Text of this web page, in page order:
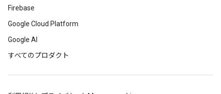
Firebase
Google Cloud Platform
Google AI
すべてのプロダクト